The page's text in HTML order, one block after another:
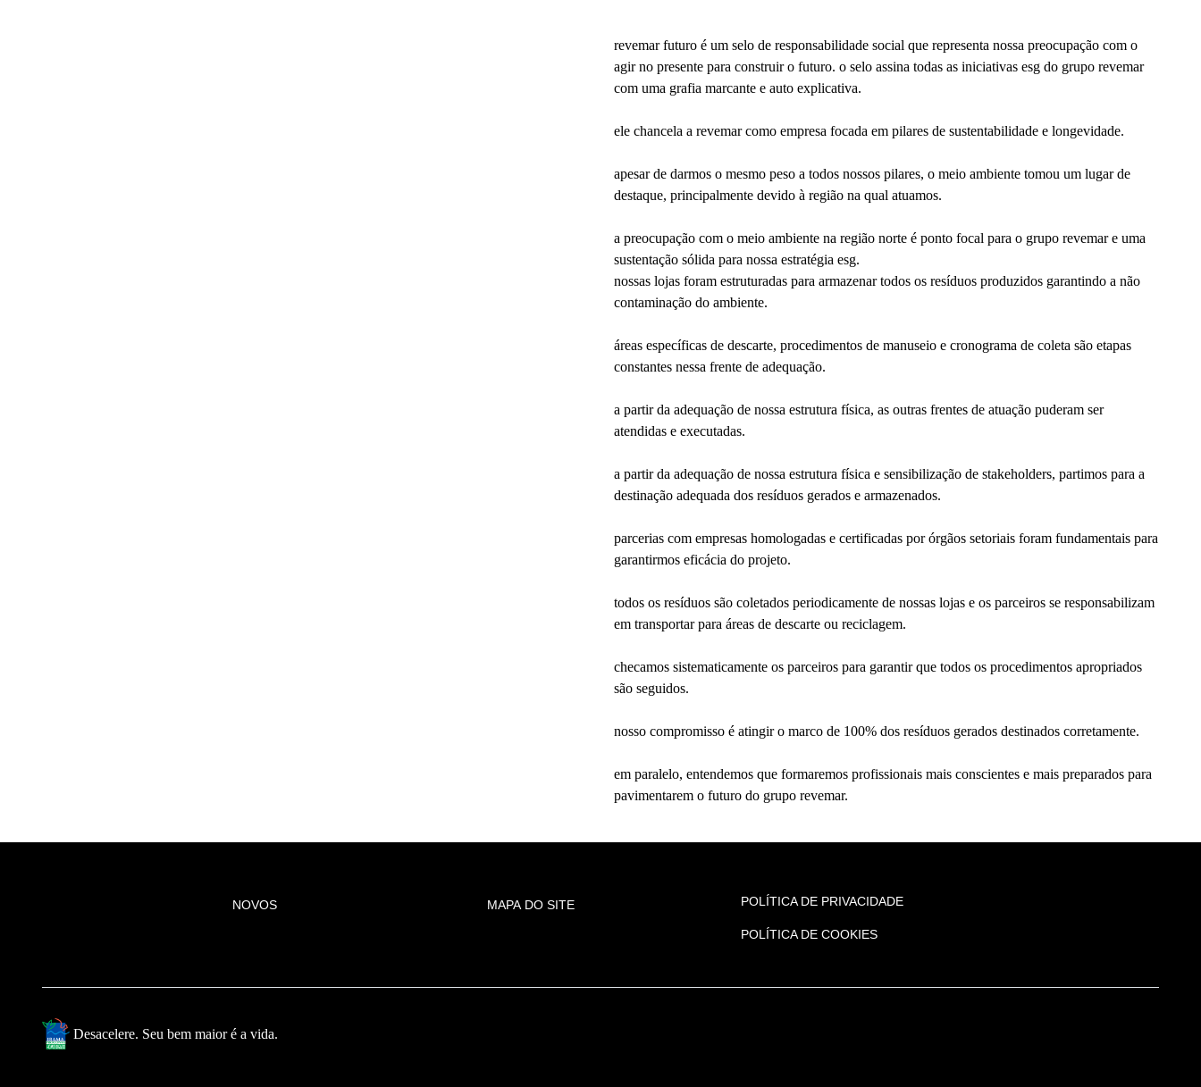
revemar futuro é um selo de responsabilidade social que representa nossa preocupação com o
agir no presente para construir o futuro. o selo assina todas as iniciativas esg do grupo revemar
com uma grafia marcante e auto explicativa.
ele chancela a revemar como empresa focada em pilares de sustentabilidade e longevidade.
apesar de darmos o mesmo peso a todos nossos pilares, o meio ambiente tomou um lugar de
destaque, principalmente devido à região na qual atuamos.
a preocupação com o meio ambiente na região norte é ponto focal para o grupo revemar e uma
sustentação sólida para nossa estratégia esg.
nossas lojas foram estruturadas para armazenar todos os resíduos produzidos garantindo a não
contaminação do ambiente.
áreas específicas de descarte, procedimentos de manuseio e cronograma de coleta são etapas
constantes nessa frente de adequação.
a partir da adequação de nossa estrutura física, as outras frentes de atuação puderam ser
atendidas e executadas.
a partir da adequação de nossa estrutura física e sensibilização de stakeholders, partimos para a
destinação adequada dos resíduos gerados e armazenados.
parcerias com empresas homologadas e certificadas por órgãos setoriais foram fundamentais para
garantirmos eficácia do projeto.
todos os resíduos são coletados periodicamente de nossas lojas e os parceiros se responsabilizam
em transportar para áreas de descarte ou reciclagem.
checamos sistematicamente os parceiros para garantir que todos os procedimentos apropriados
são seguidos.
nosso compromisso é atingir o marco de 100% dos resíduos gerados destinados corretamente.
em paralelo, entendemos que formaremos profissionais mais conscientes e mais preparados para
pavimentarem o futuro do grupo revemar.
NOVOS MAPA DO SITE POLÍTICA DE PRIVACIDADE
POLÍTICA DE COOKIES
Desacelere. Seu bem maior é a vida.